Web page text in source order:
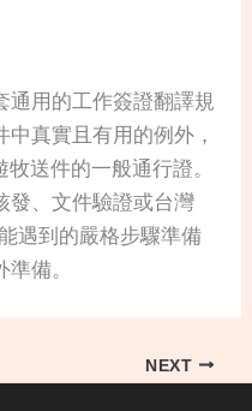
通用的工作簽證翻譯規
真實且有用的例外，
送件的一般通行證。
發、文件驗證或台灣
遇到的嚴格步驟準備
備。
NEXT